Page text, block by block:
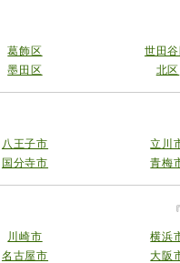
葛飾区
世田
墨田区 北区
八王子市
立川
国分寺市 青梅
川崎市
横浜
名古屋市 大阪